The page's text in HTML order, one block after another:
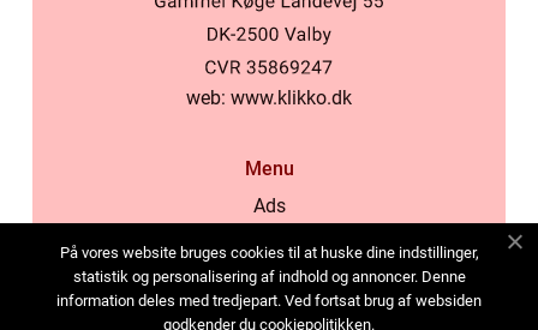
web: www.klikko.dk
Menu
Ads
Cookies
Contact
På vores website bruges cookies til at huske dine indstillinger,
statistik og personalisering af indhold og annoncer. Denne
information deles med tredjepart. Ved fortsat brug af websiden
godkender du cookiepolitikken.